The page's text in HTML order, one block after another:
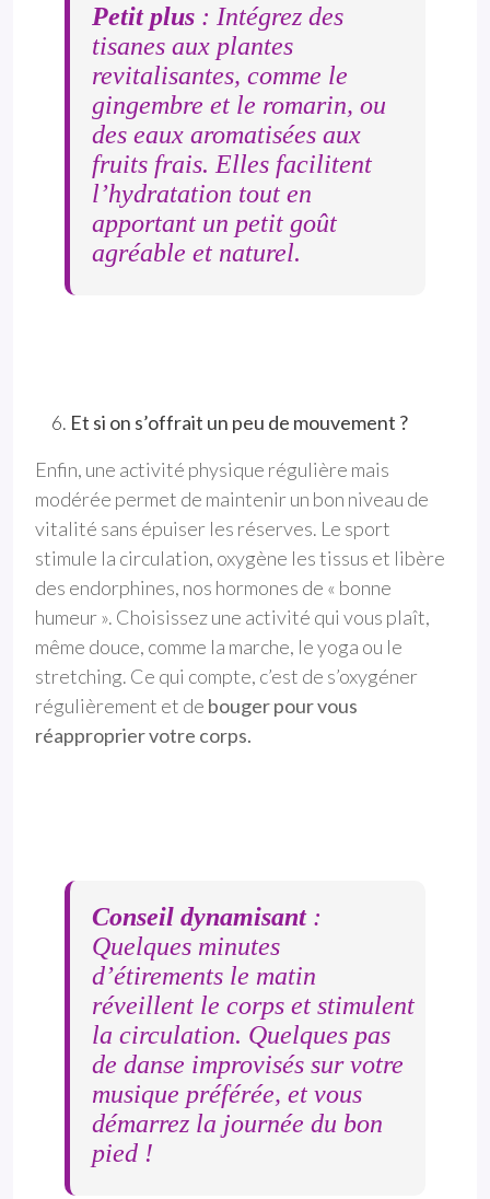
Petit plus : Intégrez des
tisanes aux plantes
revitalisantes, comme le
gingembre et le romarin, ou
des eaux aromatisées aux
fruits frais. Elles facilitent
l’hydratation tout en
apportant un petit goût
agréable et naturel.
Et si on s’offrait un peu de mouvement ?
Enfin, une activité physique régulière mais
modérée permet de maintenir un bon niveau de
vitalité sans épuiser les réserves. Le sport
stimule la circulation, oxygène les tissus et libère
des endorphines, nos hormones de « bonne
humeur ». Choisissez une activité qui vous plaît,
même douce, comme la marche, le yoga ou le
stretching. Ce qui compte, c’est de s’oxygéner
régulièrement et de bouger pour vous
réapproprier votre corps.
Conseil dynamisant:
Quelques minutes
d’étirements le matin
réveillent le corps et stimulent
la circulation. Quelques pas
de danse improvisés sur votre
musique préférée, et vous
démarrez la journée du bon
pied !